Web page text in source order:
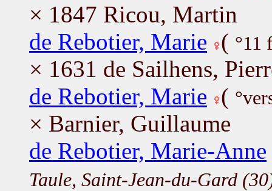
× 1847 Ricou, Martin
de Rebotier, Marie ( °11
× 1631 de Sailhens,
de Rebotier, Marie (
× Barnier, Guillaume
de Rebotier, Marie-Anne
Taule, Saint-Jean-du-Gard